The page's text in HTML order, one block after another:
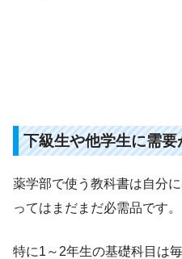
下級生や他学生に需要
薬学部で使う教科書は自分
ってはまだまだ必需品です。
特に1～2年生の基礎科目は